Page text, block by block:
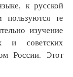
к русской
пользуются те
изучение
и советских
России. Этот